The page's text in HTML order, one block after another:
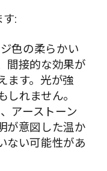
:
色の柔らかい
間接的な効果が
ます。光が強
れません。
アーストーン
が意図した温か
ない可能性があ